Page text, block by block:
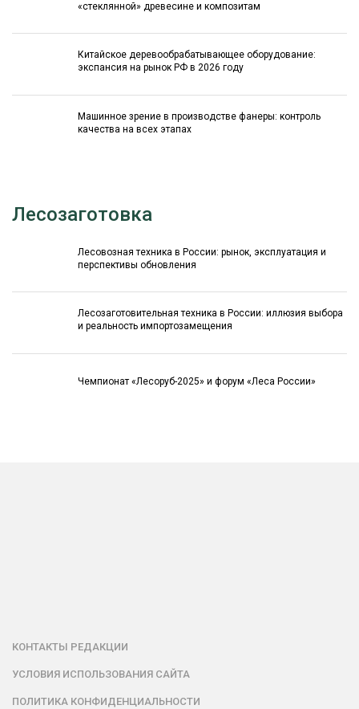
«стеклянной» древесине и композитам
Китайское деревообрабатывающее оборудование:
экспансия на рынок РФ в 2026 году
Машинное зрение в производстве фанеры: контроль
качества на всех этапах
Лесозаготовка
Лесовозная техника в России: рынок, эксплуатация и
перспективы обновления
Лесозаготовительная техника в России: иллюзия выбора
и реальность импортозамещения
Чемпионат «Лесоруб-2025» и форум «Леса России»
КОНТАКТЫ РЕДАКЦИИ
УСЛОВИЯ ИСПОЛЬЗОВАНИЯ САЙТА
ПОЛИТИКА КОНФИДЕНЦИАЛЬНОСТИ